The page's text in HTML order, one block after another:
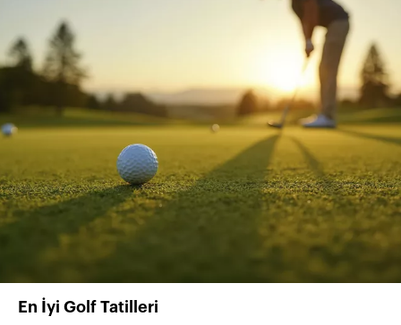
En İyi Golf Tatilleri